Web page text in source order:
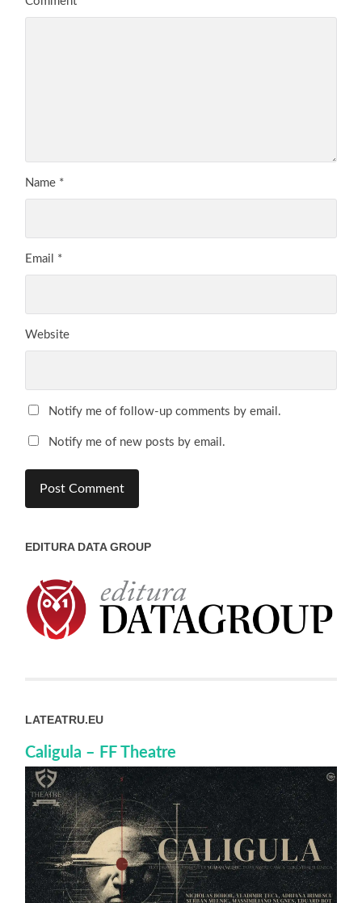
Name *
Email *
Website
Notify me of follow-up comments by email.
Notify me of new posts by email.
EDITURA DATA GROUP
LATEATRU.EU
Caligula – FF Theatre